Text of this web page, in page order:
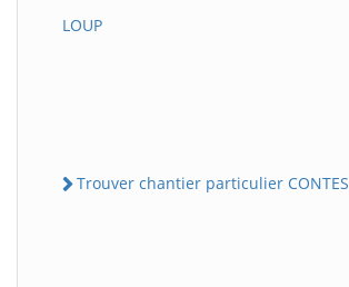
LOUP
Trouver chantier particulier CONTES